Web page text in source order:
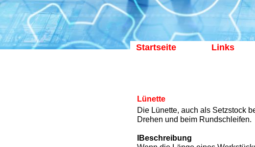
Lünette
Die Lünette, auch als Setzstock
Drehen und beim Rundschleifen.
IBeschreibung
Startseite Links